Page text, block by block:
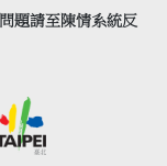
題請至陳情系統反